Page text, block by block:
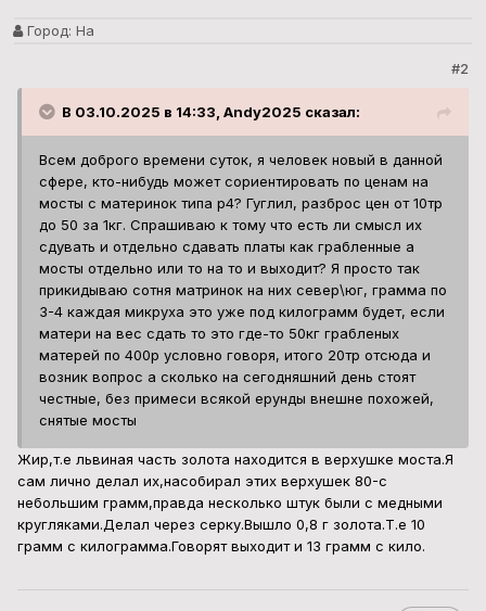
Город: На
#2
В 03.10.2025 в 14:33, Andy2025 сказал:
Всем доброго времени суток, я человек новый в данной
сфере, кто-нибудь может сориентировать по ценам на
мосты с материнок типа p4? Гуглил, разброс цен от 10тр
до 50 за 1кг. Спрашиваю к тому что есть ли смысл их
сдувать и отдельно сдавать платы как грабленные а
мосты отдельно или то на то и выходит? Я просто так
прикидываю сотня матринок на них север\юг, грамма по
3-4 каждая микруха это уже под килограмм будет, если
матери на вес сдать то это где-то 50кг грабленых
матерей по 400р условно говоря, итого 20тр отсюда и
возник вопрос а сколько на сегодняшний день стоят
честные, без примеси всякой ерунды внешне похожей,
снятые мосты
Жир,т.е львиная часть золота находится в верхушке моста.Я
сам лично делал их,насобирал этих верхушек 80-с
небольшим грамм,правда несколько штук были с медными
кругляками.Делал через серку.Вышло 0,8 г золота.Т.е 10
грамм с килограмма.Говорят выходит и 13 грамм с кило.